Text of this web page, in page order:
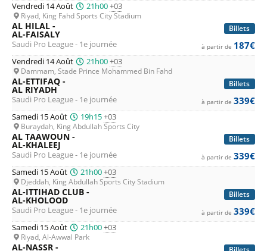
Vendredi 14 Août 21h00+03
Riyad, King Fahd Sports City Stadium
Billets
AL HILAL -
AL-FAISALY
Saudi Pro League - 1e journée à partir de 187€
Vendredi 14 Août 21h00+03
Dammam, Stade Prince Mohammed Bin Fahd
Billets
AL-ETTIFAQ -
AL RIYADH
Saudi Pro League - 1e journée à partir de 339€
Samedi 15 Août 19h15+03
Buraydah, King Abdullah Sports City
Billets
AL TAAWOUN -
AL-KHALEEJ
Saudi Pro League - 1e journée à partir de 339€
Samedi 15 Août 21h00+03
Djeddah, King Abdullah Sports City Stadium
Billets
AL-ITTIHAD CLUB -
AL-KHOLOOD
Saudi Pro League - 1e journée à partir de 339€
Samedi 15 Août 21h00+03
Riyad, Al-Awwal Park
AL-NASSR -